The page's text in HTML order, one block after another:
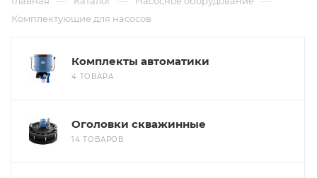
Комплектующие для насосов
Комплекты автоматики
4 ТОВАРА
Оголовки скважинные
14 ТОВАРОВ